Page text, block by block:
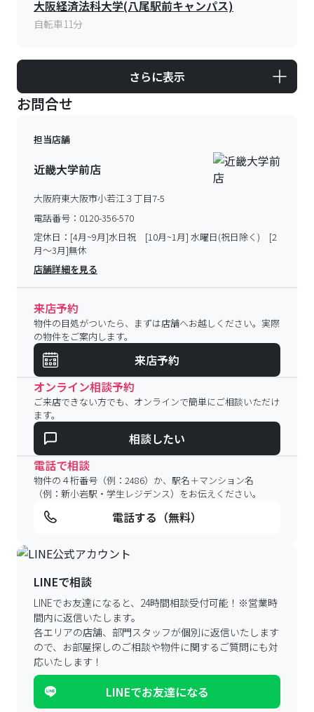
大阪経済法科大学(八尾駅前キャンパス)
自転車11分
さらに表示
お問合せ
担当店舗
近畿大学前店
大阪府東大阪市小若江３丁目7-5
電話番号： 0120-356-570
定休日： [4月~9月]水日祝 [10月~1月] 水曜日(祝日除く) [2
月～3月]無休
店舗詳細を見る
来店予約
物件の目処がついたら、まずは店舗へお越しください。実際
の物件をご案内します。
来店予約
オンライン相談予約
ご来店できない方でも、オンラインで簡単にご相談いただけ
ます。
相談したい
電話で相談
物件の４桁番号（例：2486）か、駅名＋マンション名
（例：新小岩駅・学生レジデンス）をお伝えください。
電話する（無料）
LINEで相談
LINEでお友達になると、24時間相談受付可能！ ※営業時
間内に返信いたします。
各エリアの店舗、部門スタッフが個別に返信いたします
ので、 お部屋探しのご相談や物件に関するご質問にも対
応いたします！
LINEでお友達になる